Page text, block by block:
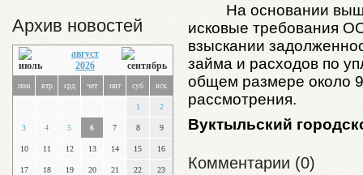
Архив новостей
август
2026
пон втр срд чет пят суб вск
1 2
3 4 5 6 7 8 9
10 11 12 13 14 15 16
17 18 19 20 21 22 23
На основании
исковые требования
взыскании
займа и расходов по
общем размере около
рассмотрения.
Вуктыльский
Комментарии (0)